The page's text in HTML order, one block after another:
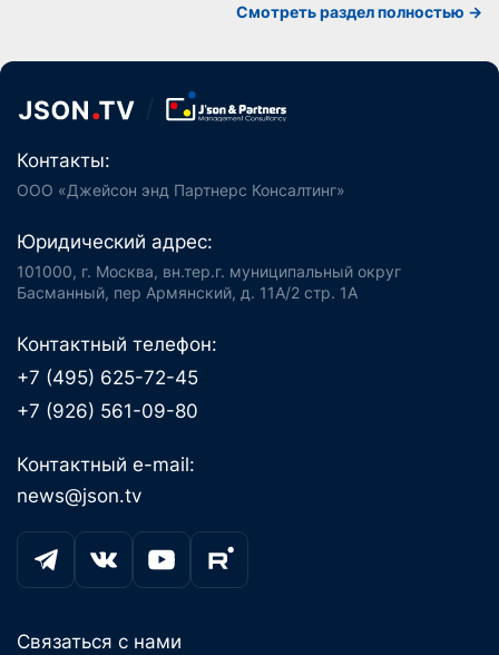
Смотреть раздел полностью ->
Контакты:
ООО «Джейсон энд Партнерс Консалтинг»
Юридический адрес:
101000, г. Москва, вн.тер.г. муниципальный округ
Басманный, пер Армянский, д. 11А/2 стр. 1А
Контактный телефон:
+7 (495) 625-72-45
+7 (926) 561-09-80
Контактный e-mail:
news@json.tv
Связаться с нами